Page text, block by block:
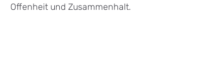
Offenheit und Zusammenhalt.